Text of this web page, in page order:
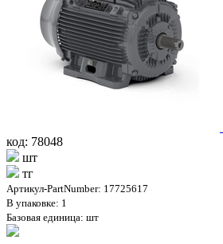
код: 78048
шт
тг
Артикул-PartNumber: 17725617
В упаковке: 1
Базовая единица: шт